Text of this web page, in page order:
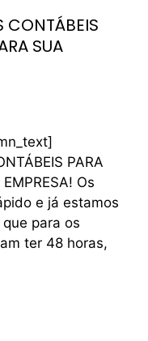
CONTÁBEIS
SUA
PARA
Os
e já estamos
para os
ter 48 horas,